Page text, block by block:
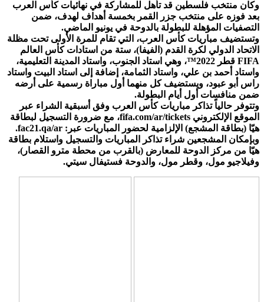
وكان منتخب فلسطين قد تأهل للمشاركة في نهائيات كأس العرب
بعد فوزه على منتخب جزر القمر بخمسة أهداف لهدف، ضمن
التصفيات المؤهلة للبطولة بالدوحة في يونيو الماضي.
وتستضيف مباريات كأس العرب، التي تقام للمرة الأولى تحت مظلة
الاتحاد الدولي لكرة القدم (الفيفا)، ستة من استادات كأس العالم
FIFA قطر 2022™️، وهي استاد الجنوب، واستاد المدينة التعليمية،
واستاد أحمد بن علي، واستاد الثمامة، إضافة إلى استاد البيت واستاد
راس أبو عبود، ويستضيف كل منهما أول مباراة رسمية على أرضه
ضمن منافسات أول أيام البطولة.
وتتوفر حالياً تذاكر مباريات كأس العرب وفق أسبقية الشراء عبر
الموقع الإلكتروني fifa.com/ar/tickets، مع ضرورة التسجيل لبطاقة
هيّا (بطاقة المشجع) الإلزامية لحضور المباريات عبر: fac21.qa/ar.
وبإمكان المشجعين شراء تذاكر المباريات والتسجيل واستلام بطاقة
هيّا من مركز الدوحة للمعارض (بالقرب من محطة مترو القصار)،
وفيلاجيو مول، وقطر مول، والدوحة فستيفال سيتي.